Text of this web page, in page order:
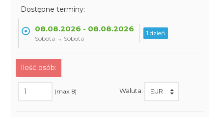
Dostępne terminy:
08.08.2026 - 08.08.2026
Sobota → Sobota
1 dzień
Ilość osób:
(max. 8) Waluta: